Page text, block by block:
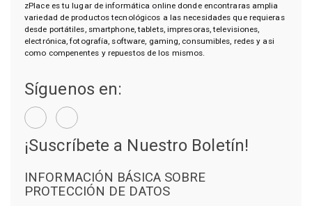
zPlace es tu lugar de informática online donde encontraras amplia
variedad de productos tecnológicos a las necesidades que requieras
desde portátiles, smartphone, tablets, impresoras, televisiones,
electrónica, fotografía, software, gaming, consumibles, redes y asi
como compenentes y repuestos de los mismos.
Síguenos en:
¡Suscríbete a Nuestro Boletín!
INFORMACIÓN BÁSICA SOBRE
PROTECCIÓN DE DATOS